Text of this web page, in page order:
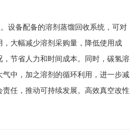
设备配备的溶剂蒸馏回收系统，可对
大幅减少溶剂采购量，降低使用成
节省人力和时间成本。同时，碳氢溶
中，加之溶剂的循环利用，进一步减
任，推动可持续发展。高效真空改性